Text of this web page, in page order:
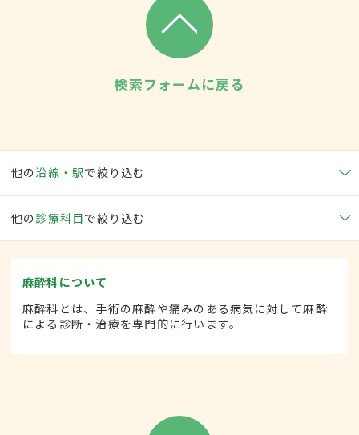
検索フォームに戻る
他の沿線・駅で絞り込む
他の 診療科目で絞り込む
麻酔科について
麻酔科とは、手術の麻酔や痛みのある病気に対して麻酔
による診断・治療を専門的に行います。